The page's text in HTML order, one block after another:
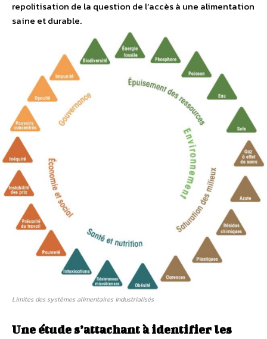
repolitisation de la question de l’accès à une alimentation
saine et durable.
Limites des systèmes alimentaires industrialisés
Une étude s’attachant à identifier les